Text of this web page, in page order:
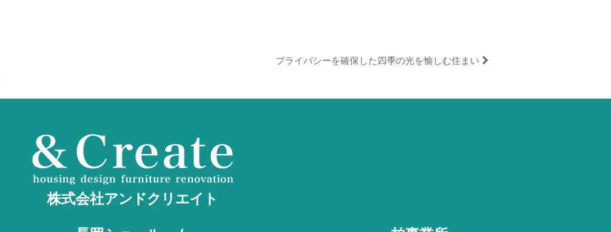
プライバシーを確保した四季の光を愉しむ住まい
株式会社アンドクリエイト